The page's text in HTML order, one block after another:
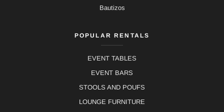
Bautizos
POPULAR RENTALS
EVENT TABLES
EVENT BARS
STOOLS AND POUFS
LOUNGE FURNITURE